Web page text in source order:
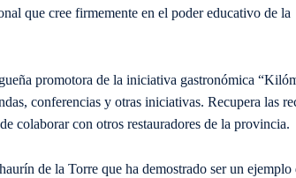
que cree firmemente en el poder educativo de la
promotora de la iniciativa gastronómica
conferencias y otras iniciativas. Recupera las
colaborar con otros restauradores de la provincia.
de la Torre que ha demostrado ser un ejemplo